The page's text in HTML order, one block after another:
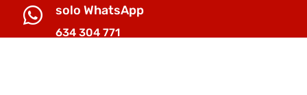
 solo WhatsApp
634 304 771